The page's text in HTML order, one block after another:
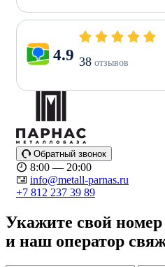
4.9 38 отзывов
Обратный звонок
8:00 — 20:00
info@metall-parnas.ru
+7 812 237 39 89
Укажите свой номер
и наш оператор